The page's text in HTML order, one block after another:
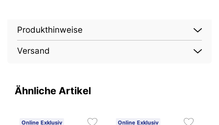
Produkthinweise
Versand
Ähnliche Artikel
Online Exklusiv Online Exklusiv